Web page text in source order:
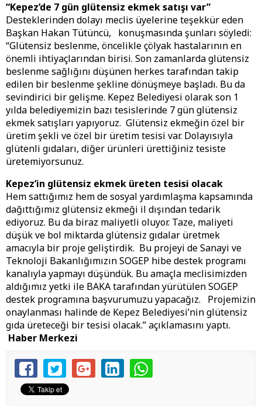
“Kepez’de 7 gün glütensiz ekmek satışı var”
Desteklerinden dolayı meclis üyelerine teşekkür eden
Başkan Hakan Tütüncü, konuşmasında şunları söyledi:
“Glütensiz beslenme, öncelikle çölyak hastalarının en
önemli ihtiyaçlarından birisi. Son zamanlarda glütensiz
beslenme sağlığını düşünen herkes tarafından takip
edilen bir beslenme şekline dönüşmeye başladı. Bu da
sevindirici bir gelişme. Kepez Belediyesi olarak son 1
yılda belediyemizin bazı tesislerinde 7 gün glütensiz
ekmek satışları yapıyoruz. Glütensiz ekmeğin özel bir
üretim şekli ve özel bir üretim tesisi var. Dolayısıyla
glütenli gıdaları, diğer ürünleri ürettiğiniz tesiste
üretemiyorsunuz.
Kepez’in glütensiz ekmek üreten tesisi olacak
Hem sattığımız hem de sosyal yardımlaşma kapsamında
dağıttığımız glütensiz ekmeği il dışından tedarik
ediyoruz. Bu da biraz maliyetli oluyor. Taze, maliyeti
düşük ve bol miktarda glütensiz gıdalar üretmek
amacıyla bir proje geliştirdik. Bu projeyi de Sanayi ve
Teknoloji Bakanlığımızın SOGEP hibe destek programı
kanalıyla yapmayı düşündük. Bu amaçla meclisimizden
aldığımız yetki ile BAKA tarafından yürütülen SOGEP
destek programına başvurumuzu yapacağız. Projemizin
onaylanması halinde de Kepez Belediyesi’nin glütensiz
gıda üreteceği bir tesisi olacak.” açıklamasını yaptı.
Haber Merkezi